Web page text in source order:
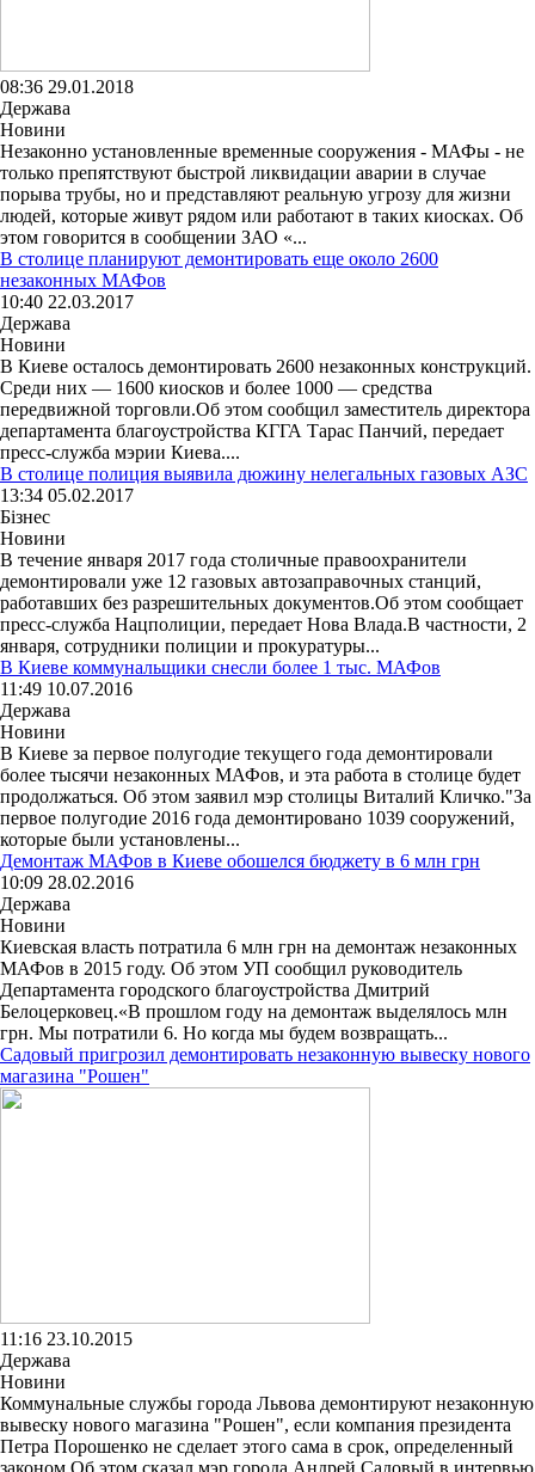
08:36 29.01.2018
Держава
Новини
Незаконно установленные временные сооружения - МАФы - не
только препятствуют быстрой ликвидации аварии в случае
порыва трубы, но и представляют реальную угрозу для жизни
людей, которые живут рядом или работают в таких киосках. Об
этом говорится в сообщении ЗАО «...
В столице планируют демонтировать еще около 2600
незаконных МАФов
10:40 22.03.2017
Держава
Новини
В Киеве осталось демонтировать 2600 незаконных конструкций.
Среди них — 1600 киосков и более 1000 — средства
передвижной торговли.Об этом сообщил заместитель директора
департамента благоустройства КГГА Тарас Панчий, передает
пресс-служба мэрии Киева....
В столице полиция выявила дюжину нелегальных газовых АЗС
13:34 05.02.2017
Бізнес
Новини
В течение января 2017 года столичные правоохранители
демонтировали уже 12 газовых автозаправочных станций,
работавших без разрешительных документов.Об этом сообщает
пресс-служба Нацполиции, передает Нова Влада.В частности, 2
января, сотрудники полиции и прокуратуры...
В Киеве коммунальщики снесли более 1 тыс. МАФов
11:49 10.07.2016
Держава
Новини
В Киеве за первое полугодие текущего года демонтировали
более тысячи незаконных МАФов, и эта работа в столице будет
продолжаться. Об этом заявил мэр столицы Виталий Кличко."За
первое полугодие 2016 года демонтировано 1039 сооружений,
которые были установлены...
Демонтаж МАФов в Киеве обошелся бюджету в 6 млн грн
10:09 28.02.2016
Держава
Новини
Киевская власть потратила 6 млн грн на демонтаж незаконных
МАФов в 2015 году. Об этом УП сообщил руководитель
Департамента городского благоустройства Дмитрий
Белоцерковец.«В прошлом году на демонтаж выделялось млн
грн. Мы потратили 6. Но когда мы будем возвращать...
Садовый пригрозил демонтировать незаконную вывеску нового
магазина "Рошен"
11:16 23.10.2015
Держава
Новини
Коммунальные службы города Львова демонтируют незаконную
вывеску нового магазина "Рошен", если компания президента
Петра Порошенко не сделает этого сама в срок, определенный
законом.Об этом сказал мэр города Андрей Садовый в интервью